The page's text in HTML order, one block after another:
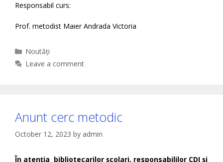
Responsabil curs:
Prof. metodist Maier Andrada Victoria
Categories
Noutăți
Leave a comment
Anunt cerc metodic
October 12, 2023 by admin
În atenţia bibliotecarilor şcolari, responsabililor CDI și